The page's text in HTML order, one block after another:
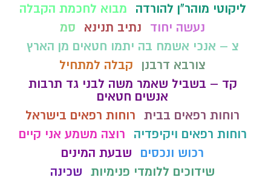
ליקוטי מוהר"ן להורדה
מבוא לחכמת הקבלה
נעשה יחוד
נתיב תנינא
סמ
צ – אנכי אשמח בה יתמו חטאים מן הארץ
צורבא דרבנן
קבלה למתחיל
קד – בשביל שאמר משה לבני גד תרבות
אנשים חטאים
רוחות רפאים בבית רוחות רפאים בישראל
רוחות רפאים ויקיפדיה
רוצה משמע אני קיים
רכוש ונכסים
שבעת המינים
שידוכים ללומדי פנימיות שכינה